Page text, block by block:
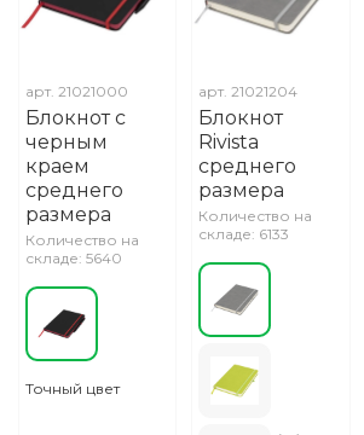
арт. 21021000
Блокнот с
черным
краем
среднего
размера
Количество на
складе: 5640
Точный цвет
арт.21021204
Блокнот
Rivista
среднего
размера
Количество на
складе: 6133